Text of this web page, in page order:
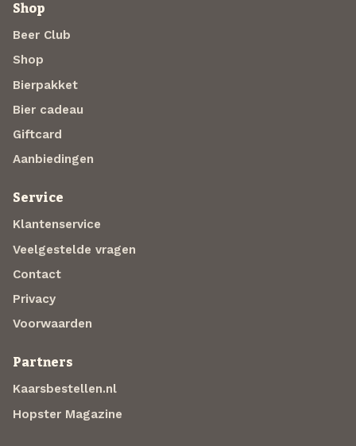
Shop
Beer Club
Shop
Bierpakket
Bier cadeau
Giftcard
Aanbiedingen
Service
Klantenservice
Veelgestelde vragen
Contact
Privacy
Voorwaarden
Partners
Kaarsbestellen.nl
Hopster Magazine